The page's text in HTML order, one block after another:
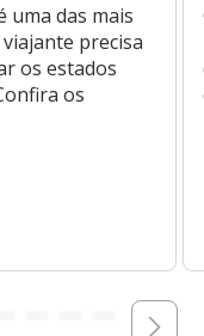
uma das mais
precisa
os estados
os